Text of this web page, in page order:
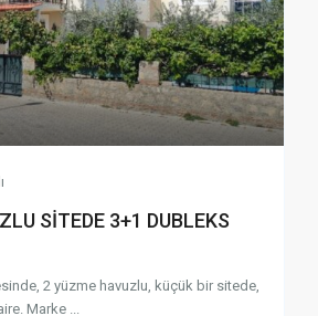
SİTEDE 3+1 DUBLEKS
2 yüzme havuzlu, küçük bir sitede,
Marke